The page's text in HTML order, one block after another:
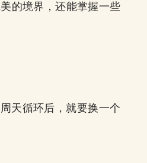
的境界，还能掌握一些
天循环后，就要换一个